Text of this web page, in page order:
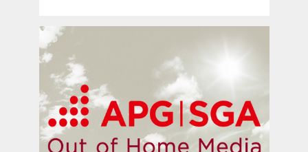
Asset Management S.A. Con il
partecipazione della NZZ in APG|SGA SA
aumenterebbe dal 25% al 45%. Il
perfezionamento dei due acquisti di azioni è
subordinato, tra l'altro, alla condizione che
l'assemblea generale di APG|SGA SA approvi
l'introduzione di una cosiddetta "clausola di
opting-up" nello statuto societario. Tale